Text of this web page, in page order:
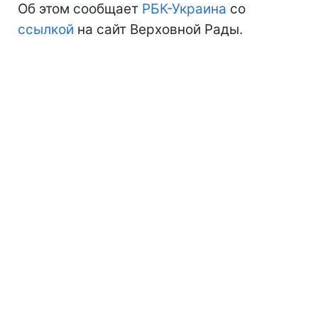
Об этом сообщает РБК-Украина со
ссылкой на сайт Верховной Рады.